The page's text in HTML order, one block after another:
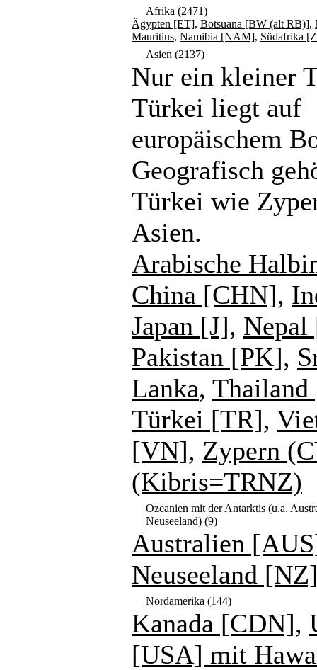
Afrika (2471)
Ägypten [ET], Botsuana [BW (alt RB)],
Mauritius, Namibia [NAM], Südafrika
Asien (2137)
Nur ein kleiner
Türkei liegt auf
europäischem
Geografisch
Türkei wie
Asien.
Arabische
China [CHN],
Japan [J],
Pakistan [PK],
Lanka,
Türkei [TR],
[VN], Zypern
(Kibris=TRNZ)
Ozeanien mit der Antarktis (u.a.
Neuseeland) (9)
Australien
Neuseeland
Nordamerika (144)
Kanada [CDN],
[USA] mit